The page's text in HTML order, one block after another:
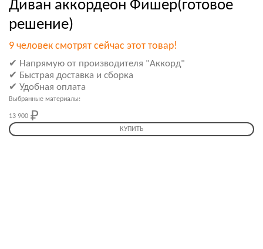
Диван аккордеон Фишер(готовое
решение)
9 человек смотрят сейчас этот товар!
✔ Напрямую от производителя "Аккорд"
✔ Быстрая доставка и сборка
✔ Удобная оплата
Выбранные материалы:
13 900
КУПИТЬ